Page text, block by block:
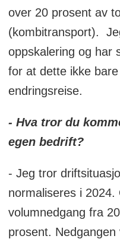
over 20 prosent av
(kombitransport).
oppskalering og har
for at dette ikke
endringsreise.
- Hva tror du
egen bedrift?
- Jeg tror
normaliseres i
volumnedgang fra
prosent.